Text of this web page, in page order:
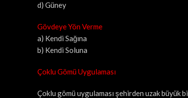
d) Güney
Gövdeye Yön Verme
a) Kendi Sağına
b) Kendi Soluna
Çoklu Gömü Uygulaması
Çoklu gömü uygulaması şehirden uzak büyük